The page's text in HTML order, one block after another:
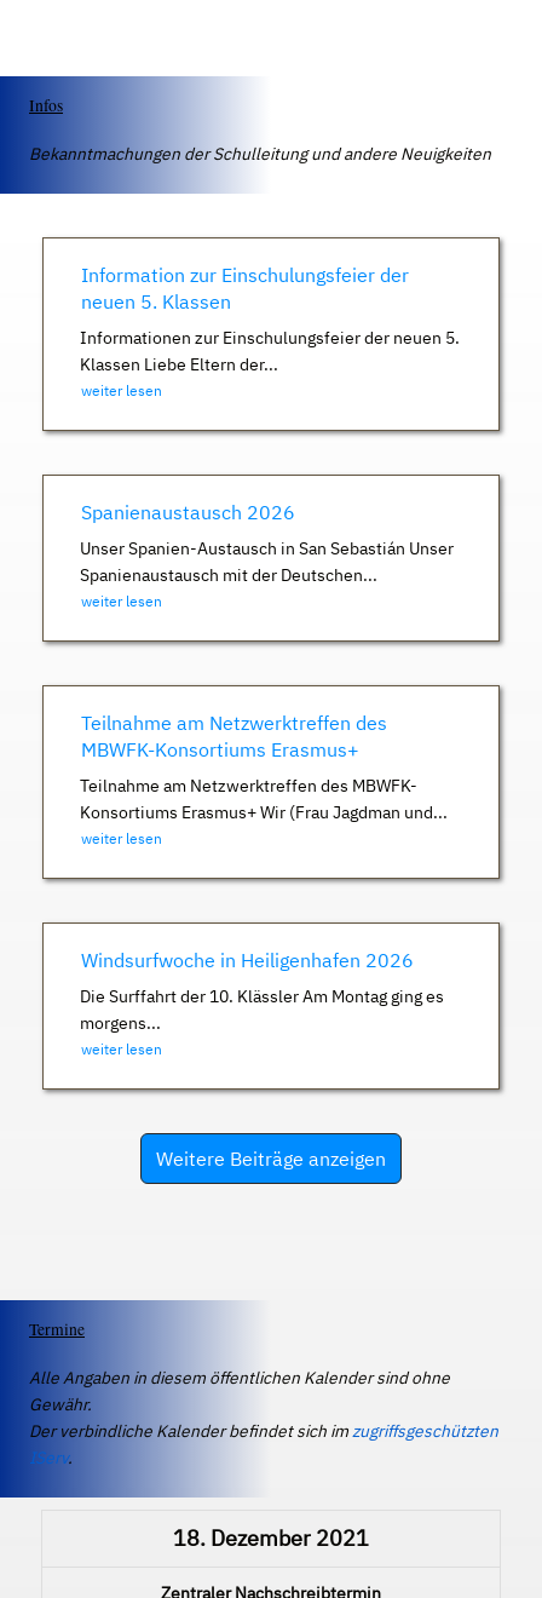
Infos
Bekanntmachungen der Schulleitung und andere Neuigkeiten
Information zur Einschulungsfeier der
neuen 5. Klassen
Informationen zur Einschulungsfeier der neuen 5.
Klassen Liebe Eltern der...
weiter lesen
Spanienaustausch 2026
Unser Spanien-Austausch in San Sebastián Unser
Spanienaustausch mit der Deutschen...
weiter lesen
Teilnahme am Netzwerktreffen des
MBWFK-Konsortiums Erasmus+
Teilnahme am Netzwerktreffen des MBWFK-
Konsortiums Erasmus+ Wir (Frau Jagdman und...
weiter lesen
Windsurfwoche in Heiligenhafen 2026
Die Surffahrt der 10. Klässler Am Montag ging es
morgens...
weiter lesen
Weitere Beiträge anzeigen
Termine
Alle Angaben in diesem öffentlichen Kalender sind ohne
Gewähr.
Der verbindliche Kalender befindet sich imzugriffsgeschützten
IServ.
18. Dezember 2021
Zentraler Nachschreibtermin